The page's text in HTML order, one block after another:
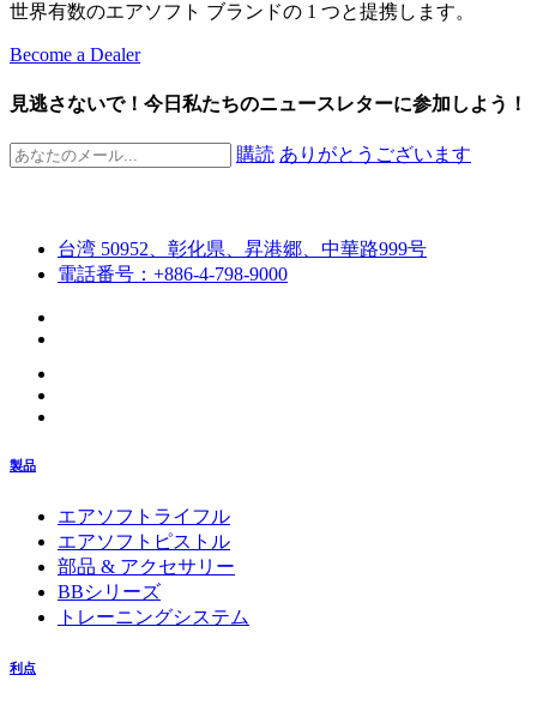
世界有数のエアソフト ブランドの 1 つと提携します。
Become a Dealer
見逃さないで！今日私たちのニュースレターに参加しよう！
購読 ありがとうございます
台湾 50952、彰化県、昇港郷、中華路999号
電話番号：+886-4-798-9000
製品
エアソフトライフル
エアソフトピストル
部品 & アクセサリー
BBシリーズ
トレーニングシステム
利点